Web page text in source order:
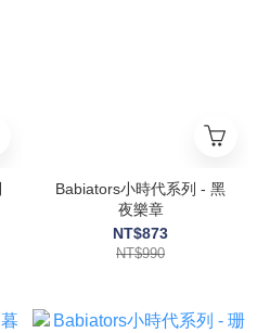
Babiators小時代系列 - 黑
夜樂章
NT$873
NT$990